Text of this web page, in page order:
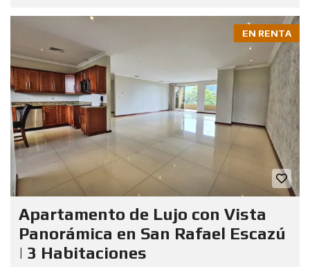
EN RENTA
Apartamento de Lujo con Vista
Panorámica en San Rafael Escazú
| 3 Habitaciones